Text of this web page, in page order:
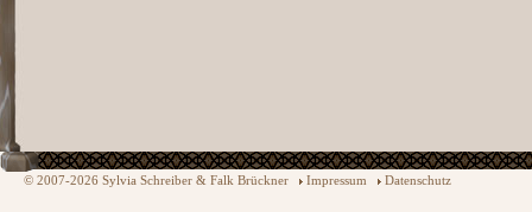
© 2007-2026 Sylvia Schreiber & Falk Brückner Impressum Datenschutz